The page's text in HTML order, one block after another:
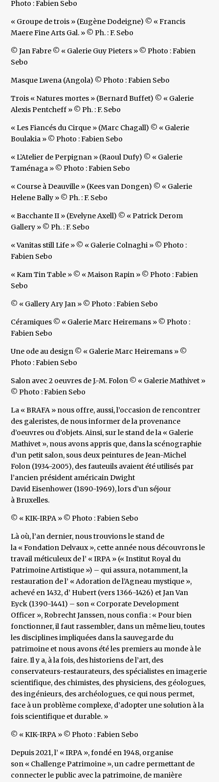
Photo : Fabien Sebo
« Groupe de trois » (Eugène Dodeigne) © « Francis
Maere Fine Arts Gal. » © Ph. : F. Sebo
© Jan Fabre © « Galerie Guy Pieters » © Photo : Fabien
Sebo
Masque Lwena (Angola) © Photo : Fabien Sebo
Trois « Natures mortes » (Bernard Buffet) © « Galerie
Alexis Pentcheff » © Ph. : F. Sebo
« Les Fiancés du Cirque » (Marc Chagall) © « Galerie
Boulakia » © Photo : Fabien Sebo
« L’Atelier de Perpignan » (Raoul Dufy) © « Galerie
Taménaga » © Photo : Fabien Sebo
« Course à Deauville » (Kees van Dongen) © « Galerie
Helene Bally » © Ph. : F. Sebo
« Bacchante II » (Evelyne Axell) © « Patrick Derom
Gallery » © Ph. : F. Sebo
« Vanitas still Life » © « Galerie Colnaghi » © Photo :
Fabien Sebo
« Kam Tin Table » © « Maison Rapin » © Photo : Fabien
Sebo
© « Gallery Ary Jan » © Photo : Fabien Sebo
Céramiques © « Galerie Marc Heiremans » © Photo :
Fabien Sebo
Une ode au design © « Galerie Marc Heiremans » ©
Photo : Fabien Sebo
Salon avec 2 oeuvres de J.-M. Folon © « Galerie Mathivet »
© Photo : Fabien Sebo
La « BRAFA » nous offre, aussi, l’occasion de rencontrer
des galeristes, de nous informer de la provenance
d’oeuvres ou d’objets. Ainsi, sur le stand de la « Galerie
Mathivet », nous avons appris que, dans la scénographie
d’un petit salon, sous deux peintures de Jean-Michel
Folon (1934-2005), des fauteuils avaient été utilisés par
l’ancien président américain Dwight
David Eisenhower (1890-1969), lors d’un séjour
à Bruxelles.
© « KIK-IRPA » © Photo : Fabien Sebo
Là où, l’an dernier, nous trouvions le stand de
la « Fondation Delvaux », cette année nous découvrons le
travail méticuleux de l’ « IRPA » (« Institut Royal du
Patrimoine Artistique ») – qui assura, notamment, la
restauration de l’ « Adoration de l’Agneau mystique »,
achevé en 1432, d’ Hubert (vers 1366-1426) et Jan Van
Eyck (1390-1441) – son « Corporate Development
Officer », Robrecht Janssen, nous confia : « Pour bien
fonctionner, il faut rassembler, dans un même lieu, toutes
les disciplines impliquées dans la sauvegarde du
patrimoine et nous avons été les premiers au monde à le
faire. Il y a, à la fois, des historiens de l’art, des
conservateurs-restaurateurs, des spécialistes en imagerie
scientifique, des chimistes, des physiciens, des géologues,
des ingénieurs, des archéologues, ce qui nous permet,
face à un problème complexe, d’adopter une solution à la
fois scientifique et durable. »
© « KIK-IRPA » © Photo : Fabien Sebo
Depuis 2021, l’ « IRPA », fondé en 1948, organise
son « Challenge Patrimoine », un cadre permettant de
connecter le public avec la patrimoine, de manière